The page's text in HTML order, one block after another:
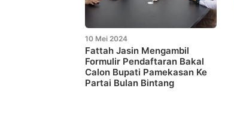
10 Mei 2024
Fattah Jasin Mengambil
Formulir Pendaftaran Bakal
Calon Bupati Pamekasan Ke
Partai Bulan Bintang